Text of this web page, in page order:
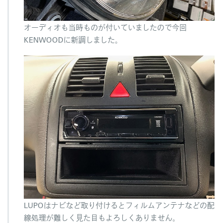
オーディオも当時ものが付いていましたので今回
KENWOODに新調しました。
LUPOはナビなど取り付けるとフィルムアンテナなどの配
線処理が難しく見た目もよろしくありません。